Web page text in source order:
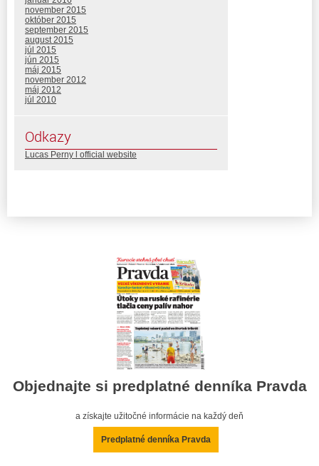
november 2015
október 2015
september 2015
august 2015
júl 2015
jún 2015
máj 2015
november 2012
máj 2012
júl 2010
Odkazy
Lucas Perny l official website
Objednajte si predplatné denníka Pravda
a získajte užitočné informácie na každý deň
Predplatné denníka Pravda